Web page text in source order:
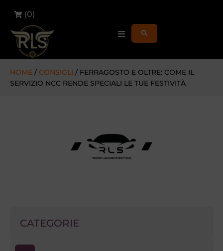
(0)
HOME / CONSIGLI / FERRAGOSTO E OLTRE: COME IL
SERVIZIO NCC RENDE SPECIALI LE TUE FESTIVITÀ
CATEGORIE